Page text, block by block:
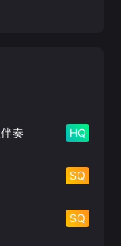
奏 HQ
SQ
SQ